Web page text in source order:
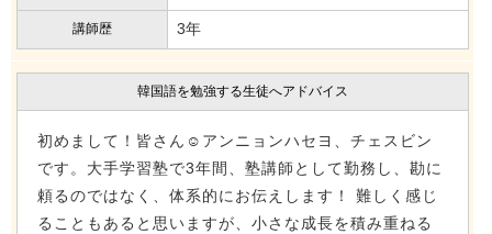
講師歴 3年
韓国語を勉強する生徒へアドバイス
初めまして！皆さん☺️アンニョンハセヨ、チェスビン
です。大手学習塾で3年間、塾講師として勤務し、勘に
頼るのではなく、体系的にお伝えします！ 難しく感じ
ることもあると思いますが、小さな成長を積み重ねる